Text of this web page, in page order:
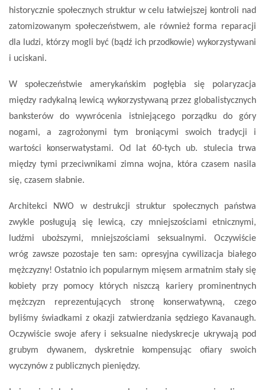
historycznie społecznych struktur w celu łatwiejszej kontroli nad
zatomizowanym społeczeństwem, ale również forma reparacji
dla ludzi, którzy mogli być (bądź ich przodkowie) wykorzystywani
i uciskani.
W społeczeństwie amerykańskim pogłębia się polaryzacja
między radykalną lewicą wykorzystywaną przez globalistycznych
banksterów do wywrócenia istniejącego porządku do góry
nogami, a zagrożonymi tym broniącymi swoich tradycji i
wartości konserwatystami. Od lat 60-tych ub. stulecia trwa
między tymi przeciwnikami zimna wojna, która czasem nasila
się, czasem słabnie.
Architekci NWO w destrukcji struktur społecznych państwa
zwykle posługują się lewicą, czy mniejszościami etnicznymi,
ludźmi uboższymi, mniejszościami seksualnymi. Oczywiście
wróg zawsze pozostaje ten sam: opresyjna cywilizacja białego
mężczyzny! Ostatnio ich popularnym mięsem armatnim stały się
kobiety przy pomocy których niszczą kariery prominentnych
mężczyzn reprezentujących stronę konserwatywną, czego
byliśmy świadkami z okazji zatwierdzania sędziego Kavanaugh.
Oczywiście swoje afery i seksualne niedyskrecje ukrywają pod
grubym dywanem, dyskretnie kompensując ofiary swoich
wyczynów z publicznych pieniędzy.